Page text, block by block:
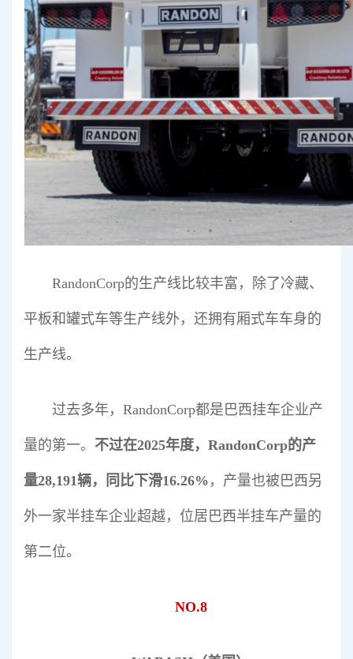
RandonCorp的生产线比较丰富，除了冷藏、
平板和罐式车等生产线外，还拥有厢式车车身的
生产线。
过去多年，RandonCorp都是巴西挂车企业产
量的第一。 不过在2025年度，RandonCorp的产
量28,191辆，同比下滑16.26% ，产量也被巴西另
外一家半挂车企业超越，位居巴西半挂车产量的
第二位。
NO.8